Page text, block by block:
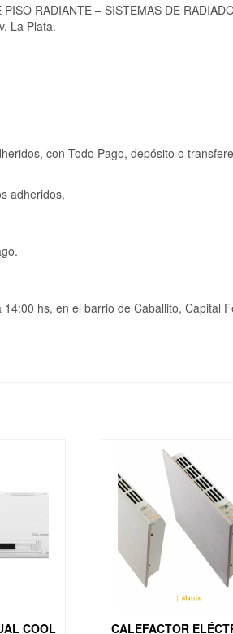
RADIANTE – SISTEMAS DE
La Plata.
con Todo Pago, depósito o
adheridos,
hs, en el barrio de Caballito, Capital
COOL CALEFACTOR